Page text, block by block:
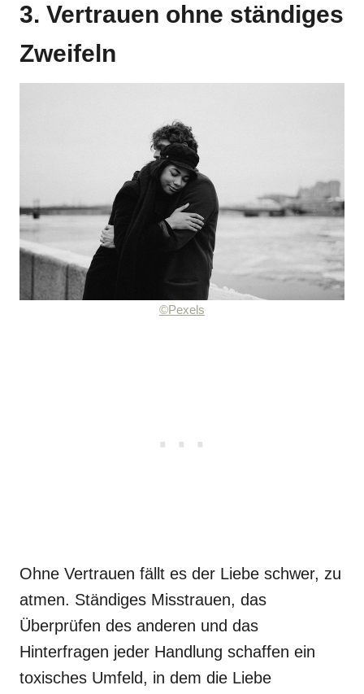
3. Vertrauen ohne ständiges
Zweifeln
©Pexels
Ohne Vertrauen fällt es der Liebe schwer, zu
atmen. Ständiges Misstrauen, das
Überprüfen des anderen und das
Hinterfragen jeder Handlung schaffen ein
toxisches Umfeld, in dem die Liebe